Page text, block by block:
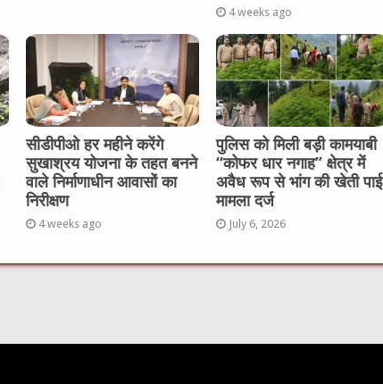
4 weeks ago
सीडीपीओ हर महीने करेंगे
सुखाश्रय योजना के तहत बनने
वाले निर्माणाधीन आवासों का
निरीक्षण
4 weeks ago
पुलिस को मिली बड़ी कामयाबी
“कोफर धार नगाह” क्षेत्र में
अवैध रूप से भांग की खेती पाई
मामला दर्ज
July 6, 2026